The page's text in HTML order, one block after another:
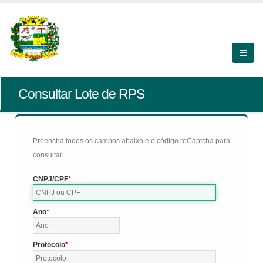
Consultar Lote de RPS
Preencha todos os campos abaixo e o código reCaptcha para
consultar.
CNPJ/CPF
Ano
Protocolo